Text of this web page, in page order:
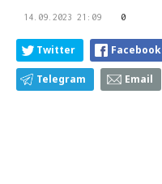
14.09.2023 21:09 0
Twitter Facebook
Telegram Email